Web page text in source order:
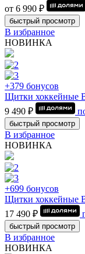
от 6 990 ₽
быстрый просмотр
В избранное
НОВИНКА
+379 бонусов
Щитки хоккейные
9 490 ₽
быстрый просмотр
В избранное
НОВИНКА
+699 бонусов
Щитки хоккейные
17 490 ₽
быстрый просмотр
В избранное
НОВИНКА